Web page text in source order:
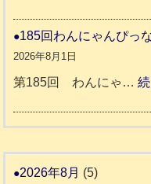
185回わんにゃんぴっ
2026年8月1日
第185回 わんにゃ…
2026年8月 (5)